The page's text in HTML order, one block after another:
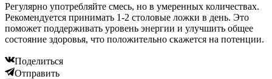
Регулярно употребляйте смесь, но в умеренных количествах.
Рекомендуется принимать 1-2 столовые ложки в день. Это
поможет поддерживать уровень энергии и улучшить общее
состояние здоровья, что положительно скажется на потенции.
Поделиться
Отправить